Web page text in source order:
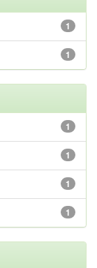
1
1
1
1
1
1